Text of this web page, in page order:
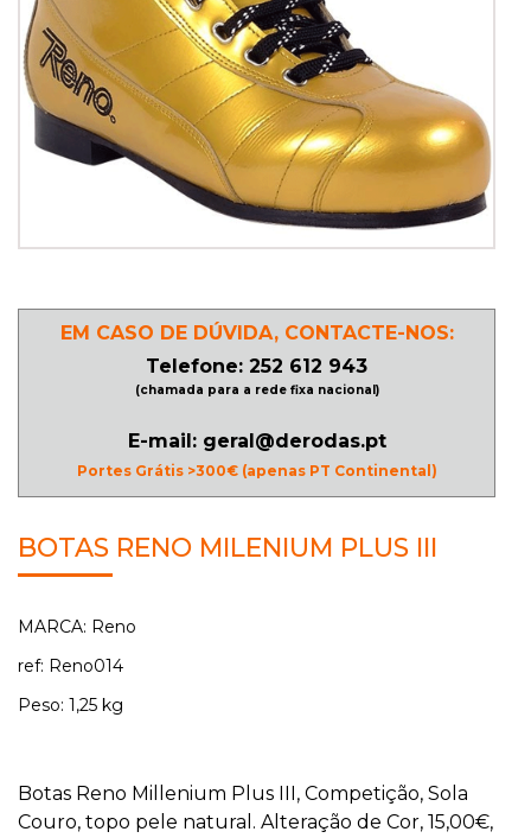
PATINAGEM
NO
GELO
PROMOÇÕES
LINHA
ROLLER
EM CASO DE DÚVIDA, CONTACTE-NOS:
Telefone: 252 612 943
(chamada para a rede fixa nacional)
E-mail: geral@derodas.pt
Portes Grátis >300€ (apenas PT Continental)
BOTAS RENO MILENIUM PLUS III
MARCA: Reno
ref: Reno014
Peso: 1,25 kg
Botas Reno Millenium Plus III, Competição, Sola
Couro, topo pele natural. Alteração de Cor, 15,00€,